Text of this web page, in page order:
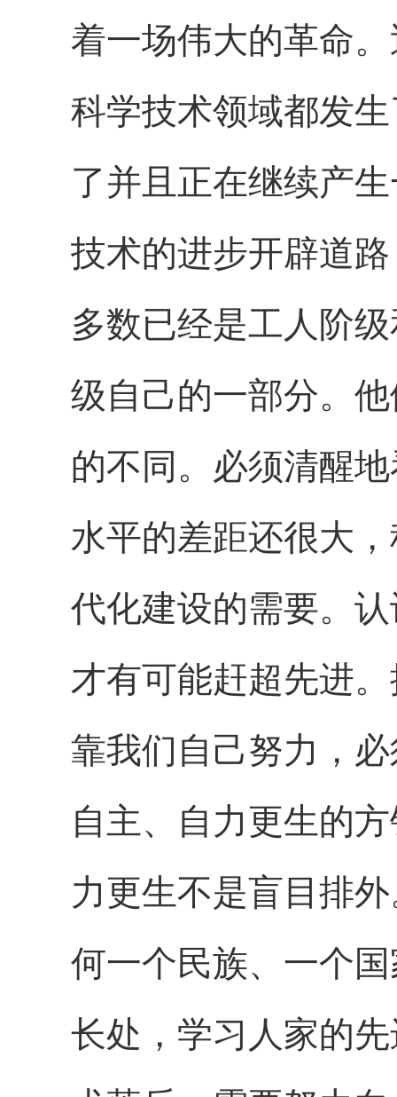
着一场伟大的革命
科学技术领域都发
了并且正在继续产
技术的进步开辟道
多数已经是工人阶
级自己的一部分。
的不同。必须清醒
水平的差距还很大
代化建设的需要。
才有可能赶超先进
靠我们自己努力，
自主、自力更生的
力更生不是盲目排
何一个民族、一个
长处，学习人家的